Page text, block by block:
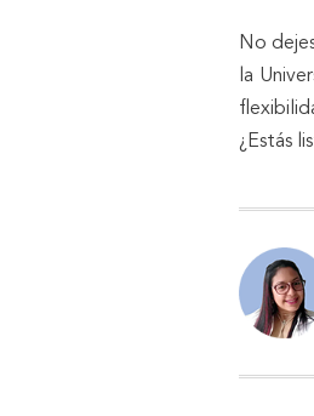
No
la
¿Estás